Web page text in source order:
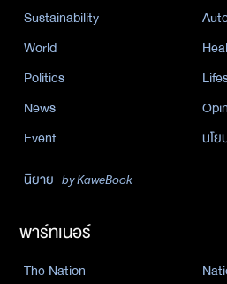
Sustainability
World
Politics
News
Event
นโ
นิยาย by KaweBook
พาร์ทเนอร์
The Nation